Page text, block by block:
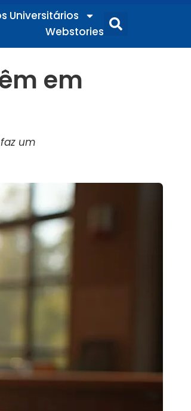
Universitários
Webstories
em
um